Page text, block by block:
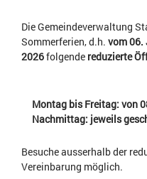
Die Gemeindeverwaltung
Sommerferien, d.h. vom 06.
2026folgende reduzierte
Montag bis Freitag: von
Nachmittag: jeweils
Besuche ausserhalb der
Vereinbarung möglich.